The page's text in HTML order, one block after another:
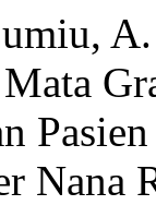
Nana